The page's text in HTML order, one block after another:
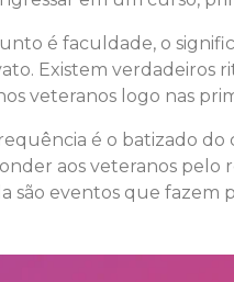
é faculdade, o
Existem verdadeiros
veteranos logo nas
é o batizado
aos veteranos pelo
são eventos que